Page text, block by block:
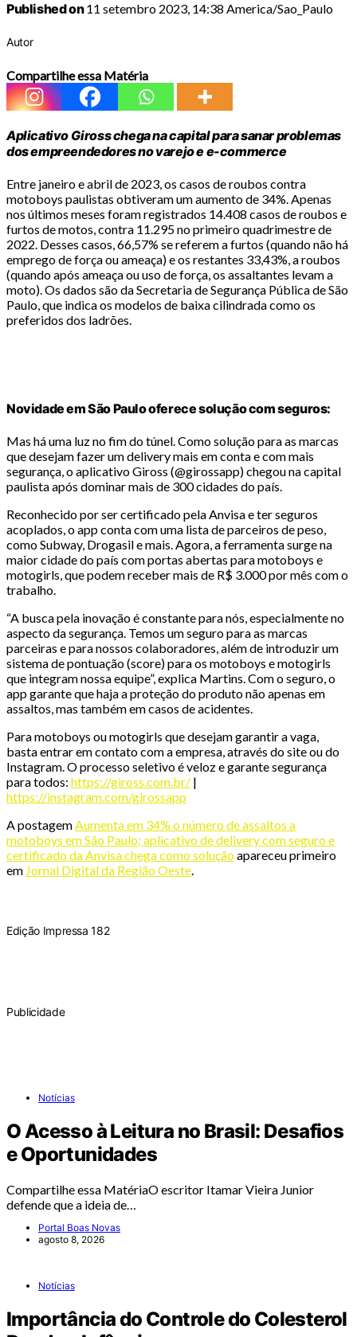
Published on11 setembro 2023, 14:38 America/Sao_Paulo
Autor
Compartilhe essa Matéria
Aplicativo Giross chega na capital para sanar problemas
dos empreendedores no varejo e e-commerce
Entre janeiro e abril de 2023, os casos de roubos contra
motoboys paulistas obtiveram um aumento de 34%. Apenas
nos últimos meses foram registrados 14.408 casos de roubos e
furtos de motos, contra 11.295 no primeiro quadrimestre de
2022. Desses casos, 66,57% se referem a furtos (quando não há
emprego de força ou ameaça) e os restantes 33,43%, a roubos
(quando após ameaça ou uso de força, os assaltantes levam a
moto). Os dados são da Secretaria de Segurança Pública de São
Paulo, que indica os modelos de baixa cilindrada como os
preferidos dos ladrões.
Novidade em São Paulo oferece solução com seguros:
Mas há uma luz no fim do túnel. Como solução para as marcas
que desejam fazer um delivery mais em conta e com mais
segurança, o aplicativo Giross (@girossapp) chegou na capital
paulista após dominar mais de 300 cidades do país.
Reconhecido por ser certificado pela Anvisa e ter seguros
acoplados, o app conta com uma lista de parceiros de peso,
como Subway, Drogasil e mais. Agora, a ferramenta surge na
maior cidade do país com portas abertas para motoboys e
motogirls, que podem receber mais de R$ 3.000 por mês com o
trabalho.
“A busca pela inovação é constante para nós, especialmente no
aspecto da segurança. Temos um seguro para as marcas
parceiras e para nossos colaboradores, além de introduzir um
sistema de pontuação (score) para os motoboys e motogirls
que integram nossa equipe”, explica Martins. Com o seguro, o
app garante que haja a proteção do produto não apenas em
assaltos, mas também em casos de acidentes.
Para motoboys ou motogirls que desejam garantir a vaga,
basta entrar em contato com a empresa, através do site ou do
Instagram. O processo seletivo é veloz e garante segurança
para todos: https://giross.com.br/ |
https://instagram.com/girossapp
A postagemAumenta em 34% o número de assaltos a
motoboys em São Paulo; aplicativo de delivery com seguro e
certificado da Anvisa chega como soluçãoapareceu primeiro
em Jornal Digital da Região Oeste.
Edição Impressa 182
Publicidade
Notícias
O Acesso à Leitura no Brasil: Desafios
e Oportunidades
Compartilhe essa MatériaO escritor Itamar Vieira Junior
defende que a ideia de…
Portal Boas Novas
agosto 8, 2026
Notícias
Importância do Controle do Colesterol